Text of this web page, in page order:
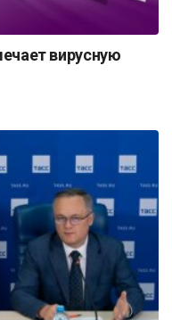
вирусную